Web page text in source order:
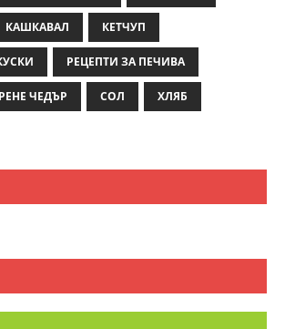
КАШКАВАЛ КЕТЧУП
РЕЦЕПТИ ЗА ПЕЧИВА
ЧЕДЪР СОЛ ХЛЯБ